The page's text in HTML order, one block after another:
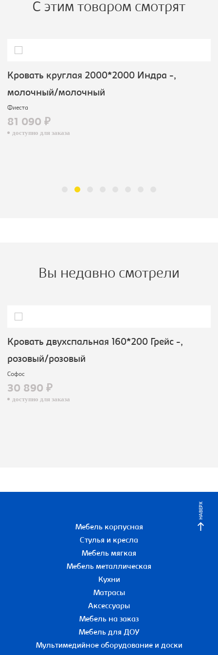
С этим товаром смотрят
Кровать круглая 2000*2000 Индра -,
молочный/молочный
Фиеста
81 090 ₽
доступно для заказа
Вы недавно смотрели
Кровать двухспальная 160*200 Грейс -,
розовый/розовый
Софос
30 890 ₽
доступно для заказа
НАВЕРХ
Мебель корпусная
Стулья и кресла
Мебель мягкая
Мебель металлическая
Кухни
Матрасы
Аксессуары
Мебель на заказ
Мебель для ДОУ
Мультимедийное оборудование и доски